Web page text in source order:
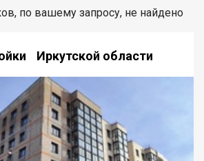
по вашему запросу, не найдено
Иркутской области